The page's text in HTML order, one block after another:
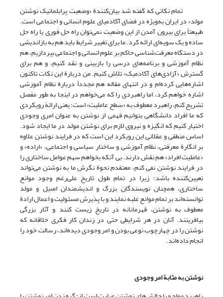
تمام نکاتی که گفته شد بیان‌کنندة «وضعیت پرابلماتیک نوشتن
مولد» در ایران به‌ویژه در فضای آکادمیای علوم انسانی و اجتماعی است.
طبیعتاً برای بیرون آمدن از این وضعیت نمی‌توان راه حل فوری یا راه حل
ساده و یک سویه‌ای ارائه کرد. ما برای تغییر شرایط باید هم به بازاندیشی
در دستگاه معرفت‌شناسی حاکم بر علوم انسانی و اجتماعی بپردازیم، هم‌
نظام آموزشی و برنامه‌های درسی را بازبینی و نقد کنیم، و هم برای
گسترش «آزادی‌های آکادمیک» تلاش کنیم. من دربارة این نکات تاکنون
اشاره‌هایی کرده‌ام و در انتهای مقاله هم مجدداً دربارة نظام آموزشی
اشاره خواهم کرد، اما راهبردی را که می‌خواهم در اینجا به طور مفصل
تشریح کنم، راهبرد معطوف به «سطح عاملیت» است؛ یعنی ارائة رویکردی
که ما افراد دانشگاهی بتوانیم فهمی از نوشتن به عنوان امری وجودی
اختیار کنیم که انگیزه و نیروی لازم برای نوشتن مولد در ما ایجاد شود.
اساس منطقی و عقلانی این رویکرد این است که در فرایند نوشتن علاوه
بر انگارة معرفتی، نظام آموزشی و ساختار سیاسی و اجتماعی، «اراده» و
«عاملیت افراد» هم نقش دارند. بی آنکه بخواهم سهم عوامل ساختاری را
در فرایند نوشتن نفی کنم، معتقدم نحوة نگرش ما به نوشتن می‌تواند
تعیین‌کننده باشد؛ زیرا در تمام طول تاریخ علی‌رغم وجود موانع
ساختاری، همچنان نویسندگان بزرگ و اندیشمندان اصیل و مولد
توانسته‌اند بر تمام موانع غلبه نمایند و با پذیرش مسئولیت و اعمال ارادة
معطوف به نوشتن، قهرمانانه در تاریخ زیست کنند و آثار بزرگی
بیافرینند. آنان در هر شرایطی حتی در زندان کار فکری خلاقانه که
نوشتن را در چهارچوب نوعی بودن و امر وجودی دیده‌اند، رسالت خود را
انجام داده‌اند.
نوشتن به مثابة امر وجودی